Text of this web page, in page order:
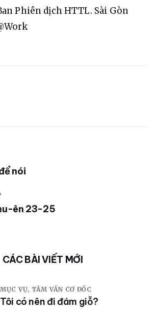
Phiên dịch HTTL. Sài Gòn
nói
ên 23-25
CÁC BÀI VIẾT MỚI
MỤC VỤ, TÂM VẤN CƠ ĐỐC
Tôi có nên đi đám giỗ?